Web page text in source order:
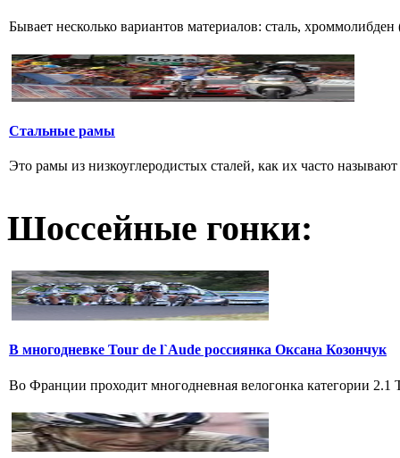
Бывает несколько вариантов материалов: сталь,
Стальные рамы
Это рамы из низкоуглеродистых сталей, как их часто
Шоссейные гонки:
В многодневке Tour de l`Aude россиянка Оксана Козончук
Во Франции проходит многодневная велогонка категории